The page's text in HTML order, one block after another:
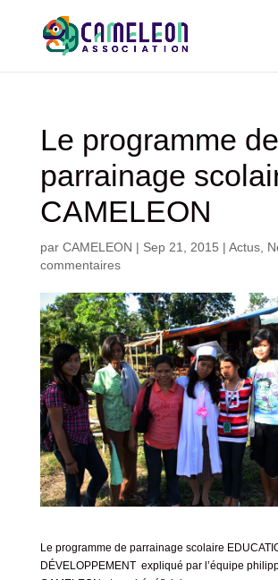
Le programme de
parrainage
CAMELEON
par CAMELEON | Sep 21, 2015 | Actus,
commentaires
Le programme de parrainage scolaire
DÉVELOPPEMENT expliqué par l’équipe